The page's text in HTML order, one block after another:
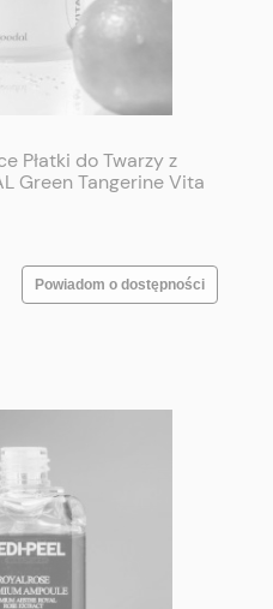
Płatki do Twarzy z
Green Tangerine Vita
Powiadom o dostępności